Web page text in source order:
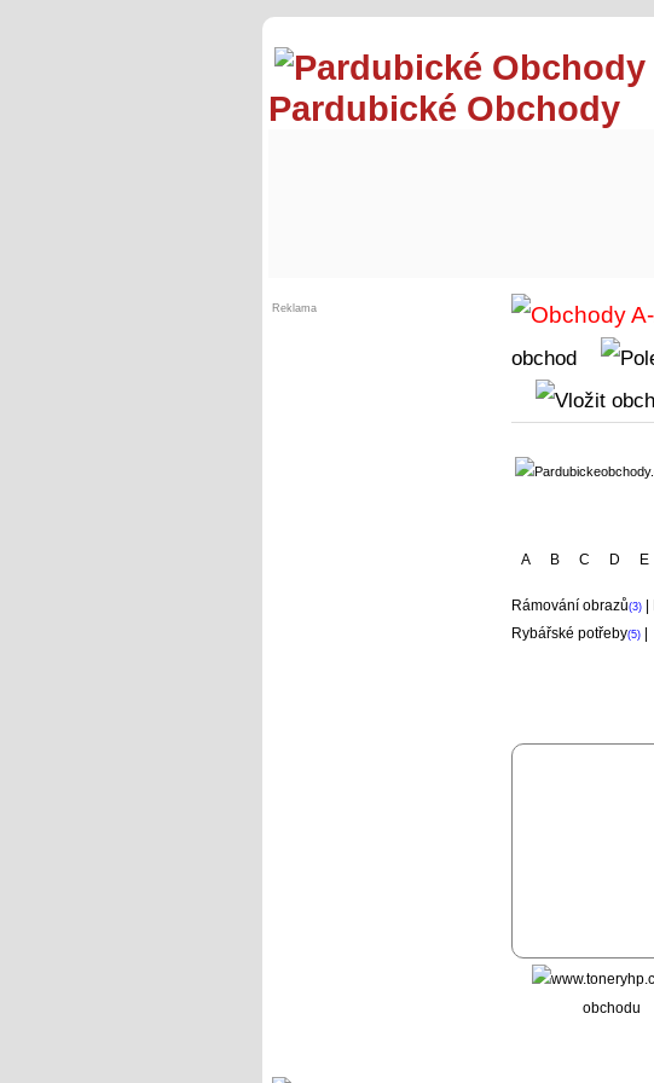
Pardubické Obchody
Reklama
obchod
A B C D E
Rámování obrazů(3)
Rybářské potřeby(5)
obchodu